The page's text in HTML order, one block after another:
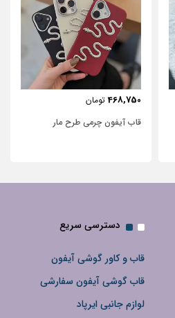
443,750 تومان
قاب آیفون شفاف با پاپیون سفید و
دسترسی سریع
قاب و کاور گوشی آیفون
قاب گوشی آیفون سفارشی
لوازم جانبی ایرپاد